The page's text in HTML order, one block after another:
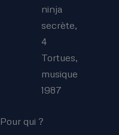
ninja
secrète,
4
Tortues,
musique
1987
Pour qui ?